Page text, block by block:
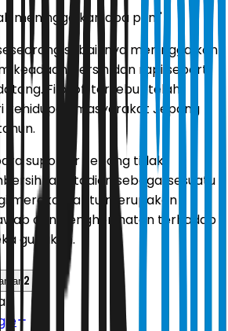
meninggalkan apa pun."
sebaiknya meninggalkan
keadaan bersih dan rapi seperti
Filosofi tersebut telah
kehidupan masyarakat Jepang
suporter Jepang tidak
stadion sebagai sesuatu
mereka, hal itu merupakan
dan penghormatan terhadap
gunakan.
2